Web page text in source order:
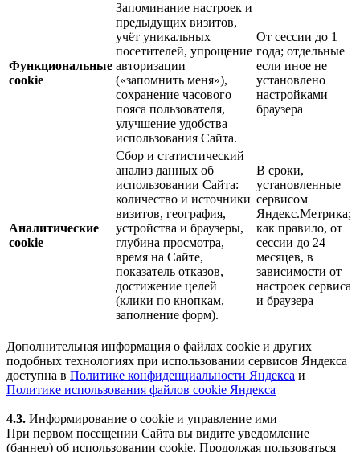
Функциональные
cookie
Запоминание настроек и
предыдущих визитов,
учёт уникальных
посетителей, упрощение
авторизации
(«запомнить меня»),
сохранение часового
пояса пользователя,
улучшение удобства
использования Сайта.
От сессии до 1
года; отдельные
если иное не
установлено
настройками
браузера
Аналитические
cookie
Сбор и статистический
анализ данных об
использовании Сайта:
количество и источники
визитов, география,
устройства и браузеры,
глубина просмотра,
время на Сайте,
показатель отказов,
достижение целей
(клики по кнопкам,
заполнение форм).
В сроки,
установленные
сервисом
Яндекс.Метрика;
как правило, от
сессии до 24
месяцев, в
зависимости от
настроек сервиса
и браузера
Дополнительная информация о файлах cookie и других
подобных технологиях при использовании сервисов Яндекса
доступна в Политике конфиденциальности Яндекса и
Политике использования файлов cookie Яндекса
4.3. Информирование о cookie и управление ими
При первом посещении Сайта вы видите уведомление
(баннер) об использовании cookie. Продолжая пользоваться